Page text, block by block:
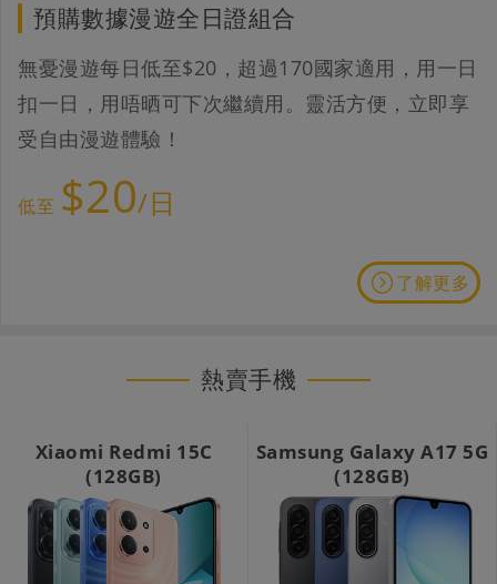
預購數據漫遊全日證組合
無憂漫遊每日低至$20，超過170國家適用，用一日
扣一日，用唔晒可下次繼續用。靈活方便，立即享
受自由漫遊體驗！
低至 $20/日
了解更多
熱賣手機
Xiaomi Redmi 15C
(128GB)
Samsung Galaxy A17 5G
(128GB)